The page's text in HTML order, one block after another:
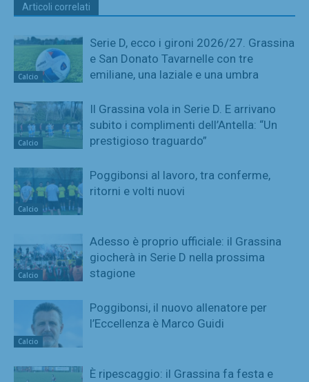
Articoli correlati
Calcio
Serie D, ecco i gironi 2026/27. Grassina
e San Donato Tavarnelle con tre
emiliane, una laziale e una umbra
Calcio
Il Grassina vola in Serie D. E arrivano
subito i complimenti dell’Antella: “Un
prestigioso traguardo”
Calcio
Poggibonsi al lavoro, tra conferme,
ritorni e volti nuovi
Calcio
Adesso è proprio ufficiale: il Grassina
giocherà in Serie D nella prossima
stagione
Calcio
Poggibonsi, il nuovo allenatore per
l’Eccellenza è Marco Guidi
È ripescaggio: il Grassina fa festa e